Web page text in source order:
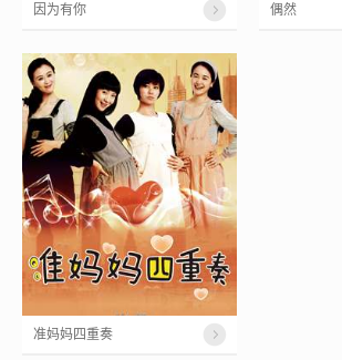
因为有你 偶然
准妈妈四重奏